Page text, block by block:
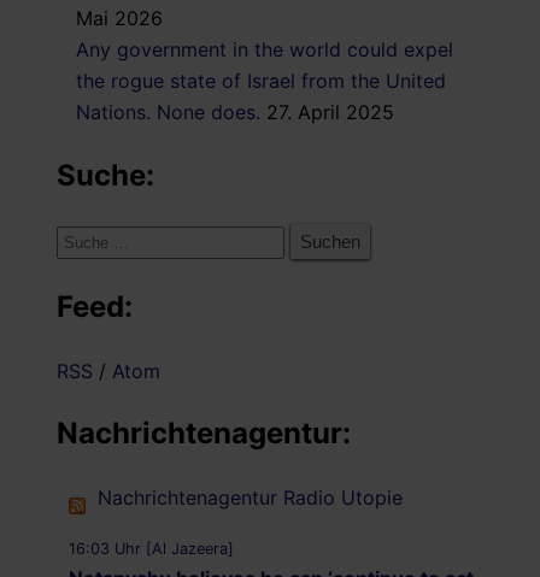
Mai 2026
Any government in the world could expel
the rogue state of Israel from the United
Nations. None does. 27. April 2025
Suche:
Suche
Feed:
RSS / Atom
Nachrichtenagentur:
Nachrichtenagentur Radio Utopie
16:03 Uhr [Al Jazeera]